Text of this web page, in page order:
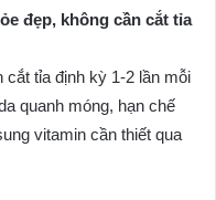
đẹp, không cần cắt tỉa
tỉa định kỳ 1-2 lần mỗi
quanh móng, hạn chế
vitamin cần thiết qua